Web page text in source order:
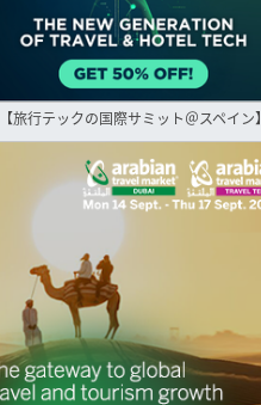
【旅行テックの国際サミット＠スペイン】